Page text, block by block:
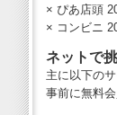
× ぴあ店頭
× コンビニ
ネットで
主に以下の
事前に無料